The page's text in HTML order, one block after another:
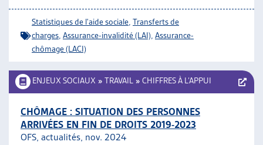
Statistiques de l'aide sociale Transferts de
charges Assurance-invalidité (LAI) Assurance-
chômage (LACI)
ENJEUX SOCIAUX » TRAVAIL » CHIFFRES À L’APPUI
CHÔMAGE : SITUATION DES PERSONNES
ARRIVÉES EN FIN DE DROITS 2019-2023
OFS, actualités, nov. 2024